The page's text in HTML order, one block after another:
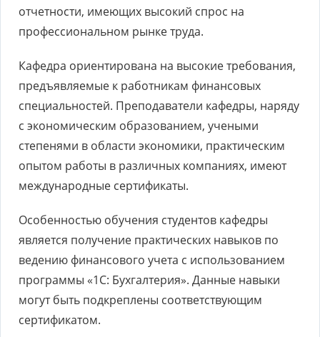
отчетности, имеющих высокий спрос на
профессиональном рынке труда.
Кафедра ориентирована на высокие требования,
предъявляемые к работникам финансовых
специальностей. Преподаватели кафедры, наряду
с экономическим образованием, учеными
степенями в области экономики, практическим
опытом работы в различных компаниях, имеют
международные сертификаты.
Особенностью обучения студентов кафедры
является получение практических навыков по
ведению финансового учета с использованием
программы «1С: Бухгалтерия». Данные навыки
могут быть подкреплены соответствующим
сертификатом.